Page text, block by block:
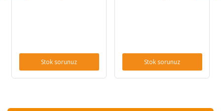
Stok sorunuz Stok sorunuz